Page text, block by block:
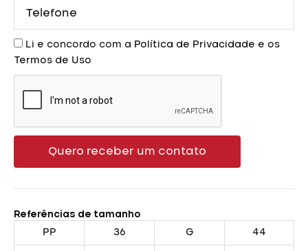
AceiteLi e concordo com a Política de Privacidade e os
Termos de Uso
Quero receber um contato
Referências de tamanho
PP
36 G 44